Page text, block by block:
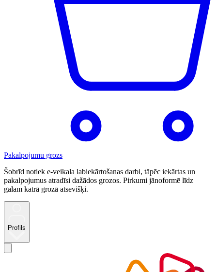
Pakalpojumu grozs
Šobrīd notiek e-veikala labiekārtošanas darbi, tāpēc iekārtas un
pakalpojumus atradīsi dažādos grozos. Pirkumi jānoformē līdz
galam katrā grozā atsevišķi.
Profils